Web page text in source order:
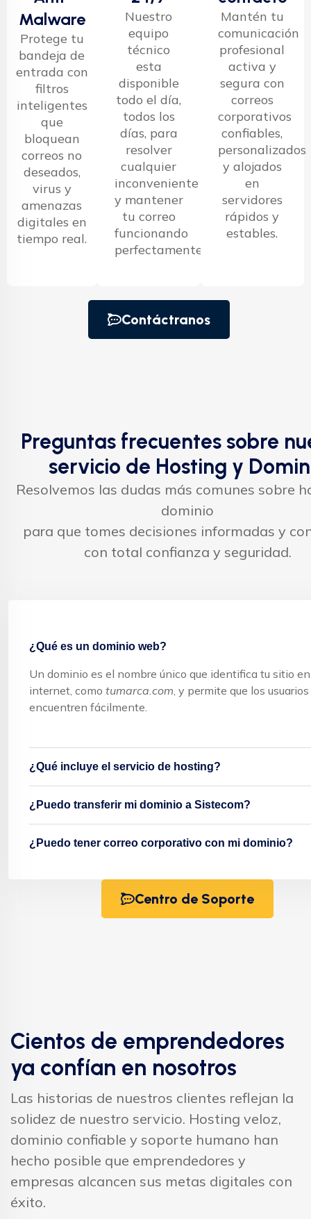
Malware
Protege tu
bandeja de
entrada con
filtros
inteligentes
que
bloquean
correos no
deseados,
virus y
amenazas
digitales en
tiempo real.
Nuestro
equipo
técnico
esta
disponible
todo el día,
todos los
días, para
resolver
cualquier
inconveniente
y mantener
tu correo
funcionando
perfectamente.
Mantén tu
comunicación
profesional
activa y
segura con
correos
corporativos
confiables,
personalizados
y alojados
en
servidores
rápidos y
estables.
Contáctranos
Preguntas frecuentes sobre
servicio de Hosting y
Resolvemos las dudas más comunes sobre
dominio
para que tomes decisiones informadas y
con total confianza y seguridad.
¿Qué es un dominio web?
Un dominio es el nombre único que identifica tu sitio en
internet, como tumarca.com, y permite que los
encuentren fácilmente.
¿Qué incluye el servicio de hosting?
¿Puedo transferir mi dominio a Sistecom?
¿Puedo tener correo corporativo con mi dominio?
Centro de Soporte
Cientos de emprendedores
ya confían en nosotros
Las historias de nuestros clientes reflejan la
solidez de nuestro servicio. Hosting veloz,
dominio confiable y soporte humano han
hecho posible que emprendedores y
empresas alcancen sus metas digitales con
éxito.